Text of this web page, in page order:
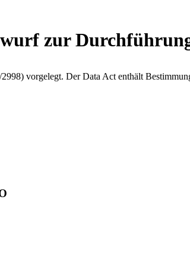
zur
vorgelegt. Der Data Act enthält